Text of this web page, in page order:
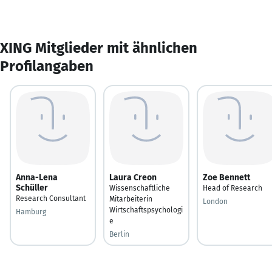
XING Mitglieder mit ähnlichen
Profilangaben
Anna-Lena
Schüller
Research Consultant
Hamburg
Laura Creon
Wissenschaftliche
Mitarbeiterin
Wirtschaftspsychologi
e
Berlin
Zoe Bennett
Head of Research
London